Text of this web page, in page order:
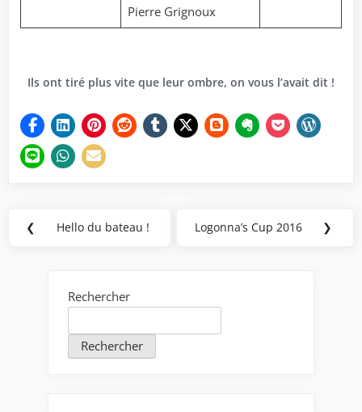
Pierre Grignoux
Ils ont tiré plus vite que leur ombre, on vous l’avait dit !
Navigation
❮
Previous
Hello du bateau !
Next
Logonna’s Cup 2016 ❯
Rechercher
Rechercher